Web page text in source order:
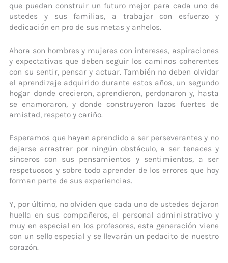
que puedan construir un futuro mejor para cada uno de
ustedes y sus familias, a trabajar con esfuerzo y
dedicación en pro de sus metas y anhelos.
Ahora son hombres y mujeres con intereses, aspiraciones
y expectativas que deben seguir los caminos coherentes
con su sentir, pensar y actuar. También no deben olvidar
el aprendizaje adquirido durante estos años, un segundo
hogar donde crecieron, aprendieron, perdonaron y, hasta
se enamoraron, y donde construyeron lazos fuertes de
amistad, respeto y cariño.
Esperamos que hayan aprendido a ser perseverantes y no
dejarse arrastrar por ningún obstáculo, a ser tenaces y
sinceros con sus pensamientos y sentimientos, a ser
respetuosos y sobre todo aprender de los errores que hoy
forman parte de sus experiencias.
Y, por último, no olviden que cada uno de ustedes dejaron
huella en sus compañeros, el personal administrativo y
muy en especial en los profesores, esta generación viene
con un sello especial y se llevarán un pedacito de nuestro
corazón.